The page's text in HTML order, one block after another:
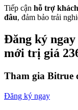
Tiếp cận hỗ trợ
đâu, đảm bảo trải
Đăng ký
mới trị giá
Tham gia Bitrue
Đăng ký ngay